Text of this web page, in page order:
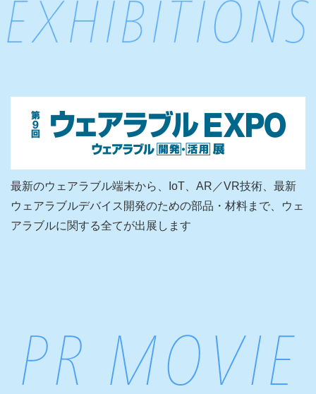
English 日本語
最新のウェアラブル端末から、IoT、AR／VR技術、最新
ウェアラブルデバイス開発のための部品・材料まで、ウェ
アラブルに関する全てが出展します